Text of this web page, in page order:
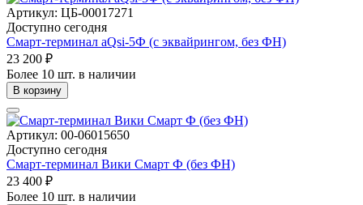
Артикул: ЦБ-00017271
Доступно сегодня
Смарт-терминал aQsi-5Ф (с эквайрингом, без ФН)
23 200 ₽
Более 10 шт. в наличии
В корзину
Артикул: 00-06015650
Доступно сегодня
Смарт-терминал Вики Смарт Ф (без ФН)
23 400 ₽
Более 10 шт. в наличии